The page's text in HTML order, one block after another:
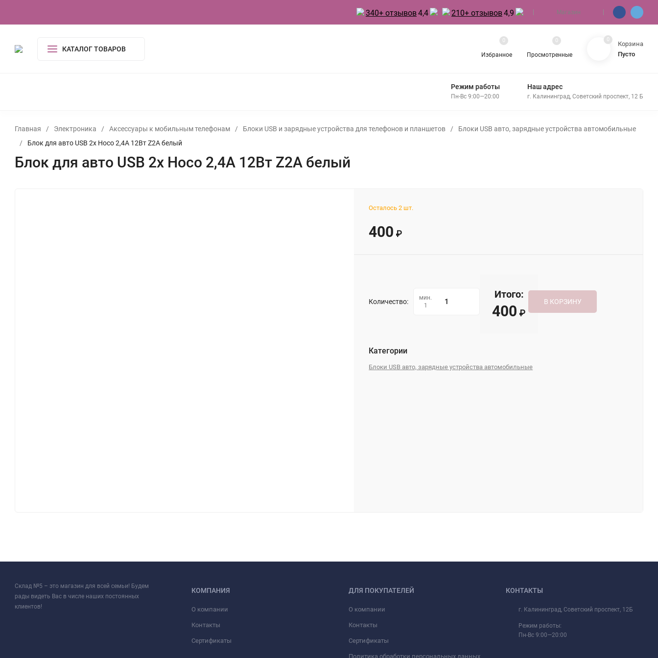
340+ отзывов4,4 210+ отзывов4,9 Магазин
КАТАЛОГ ТОВАРОВ
Избранное
0
Просмотренные
0 0
Корзина
Пусто
Режим работы
Пн-Вс 9:00—20:00
Наш адрес
г. Калининград, Советский проспект, 12 Б
Главная / Электроника / Аксессуары к мобильным телефонам / Блоки USB и зарядные устройства для телефонов и планшетов /
Блоки USB авто, зарядные устройства автомобильные
/
Блок для авто USB 2x Hoco 2,4A 12Вт Z2A белый
Блок для авто USB 2x Hoco 2,4A 12Вт Z2A белый
Осталось 2 шт.
400 ₽
Количество:
мин.
1
Итого:
400 ₽
В КОРЗИНУ
Категории
Блоки USB авто, зарядные устройства автомобильные
Склад №5 – это магазин для всей семьи! Будем
рады видеть Вас в числе наших постоянных
клиентов!
КОМПАНИЯ
О компании
Контакты
Сертификаты
ДЛЯ ПОКУПАТЕЛЕЙ
О компании
Контакты
Сертификаты
Политика обработки персональных данных
КОНТАКТЫ
г. Калининград, Советский проспект, 12Б
Режим работы:
Пн-Вс 9:00—20:00